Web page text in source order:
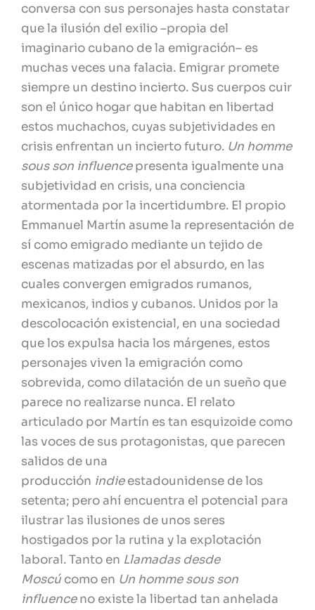
conversa con sus personajes hasta constatar
que la ilusión del exilio –propia del
imaginario cubano de la emigración– es
muchas veces una falacia. Emigrar promete
siempre un destino incierto. Sus cuerpos cuir
son el único hogar que habitan en libertad
estos muchachos, cuyas subjetividades en
crisis enfrentan un incierto futuro. Un homme
sous son influencepresenta igualmente una
subjetividad en crisis, una conciencia
atormentada por la incertidumbre. El propio
Emmanuel Martín asume la representación de
sí como emigrado mediante un tejido de
escenas matizadas por el absurdo, en las
cuales convergen emigrados rumanos,
mexicanos, indios y cubanos. Unidos por la
descolocación existencial, en una sociedad
que los expulsa hacia los márgenes, estos
personajes viven la emigración como
sobrevida, como dilatación de un sueño que
parece no realizarse nunca. El relato
articulado por Martín es tan esquizoide como
las voces de sus protagonistas, que parecen
salidos de una
producción indieestadounidense de los
setenta; pero ahí encuentra el potencial para
ilustrar las ilusiones de unos seres
hostigados por la rutina y la explotación
laboral. Tanto en Llamadas desde
Moscúcomo en Un homme sous son
influenceno existe la libertad tan anhelada